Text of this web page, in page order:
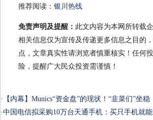
推荐阅读： 银川热线
免责声明及提醒： 此文内容为本网所转载
相关信息仅为宣传及传递更多信息之目的
点，文章真实性请浏览者慎重核实！任何
险，提醒广大民众投资需谨慎！
·
【内幕】Munics“资金盘”的现状！“韭菜们”坐稳
·中国电信拟采购10万台天通手机：买只手机就